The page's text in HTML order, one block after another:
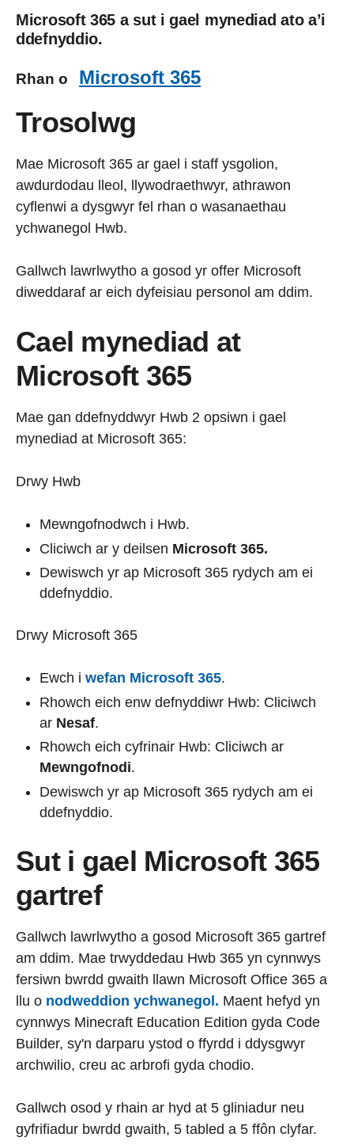
Microsoft 365 a sut i gael mynediad ato a’i
ddefnyddio.
Rhan o Microsoft 365
Trosolwg
Mae Microsoft 365 ar gael i staff ysgolion,
awdurdodau lleol, llywodraethwyr, athrawon
cyflenwi a dysgwyr fel rhan o wasanaethau
ychwanegol Hwb.
Gallwch lawrlwytho a gosod yr offer Microsoft
diweddaraf ar eich dyfeisiau personol am ddim.
Cael mynediad at
Microsoft 365
Mae gan ddefnyddwyr Hwb 2 opsiwn i gael
mynediad at Microsoft 365:
Drwy Hwb
Mewngofnodwch i Hwb.
Cliciwch ar y deilsen Microsoft 365.
Dewiswch yr ap Microsoft 365 rydych am ei
ddefnyddio.
Drwy Microsoft 365
Ewch i wefan Microsoft 365.
Rhowch eich enw defnyddiwr Hwb: Cliciwch
ar Nesaf.
Rhowch eich cyfrinair Hwb: Cliciwch ar
Mewngofnodi.
Dewiswch yr ap Microsoft 365 rydych am ei
ddefnyddio.
Sut i gael Microsoft 365
gartref
Gallwch lawrlwytho a gosod Microsoft 365 gartref
am ddim. Mae trwyddedau Hwb 365 yn cynnwys
fersiwn bwrdd gwaith llawn Microsoft Office 365 a
llu o nodweddion ychwanegol. Maent hefyd yn
cynnwys Minecraft Education Edition gyda Code
Builder, sy'n darparu ystod o ffyrdd i ddysgwyr
archwilio, creu ac arbrofi gyda chodio.
Gallwch osod y rhain ar hyd at 5 gliniadur neu
gyfrifiadur bwrdd gwaith, 5 tabled a 5 ffôn clyfar.